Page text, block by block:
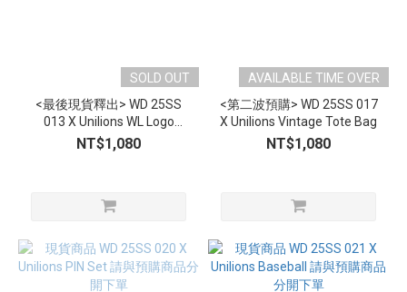
SOLD OUT
<最後現貨釋出> WD 25SS
013 X Unilions WL Logo
Baseball Cap
NT$1,080
AVAILABLE TIME OVER
<第二波預購> WD 25SS 017
X Unilions Vintage Tote Bag
NT$1,080